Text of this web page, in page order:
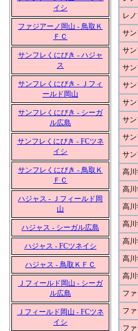
イシ
ファジアーノ岡山 - 鳥取Ｋ
ＦＣ
サンフレくにびき - ハジャ
ス
サンフレくにびき - Ｊフィ
ールド岡山
サンフレくにびき - シーガ
ル広島
サンフレくにびき - FCツネ
イシ
サンフレくにびき - 鳥取Ｋ
ＦＣ
ハジャス - Ｊフィールド岡
山
ハジャス - シーガル広島
ハジャス - FCツネイシ
ハジャス - 鳥取ＫＦＣ
Ｊフィールド岡山 - シーガ
ル広島
Ｊフィールド岡山 - FCツネ
イシ
レノ
サン
サ
サ
サン
サ
サン
サン
サン
高川
高川
高川
高川
高川
高川
高川
フ
フ
フ